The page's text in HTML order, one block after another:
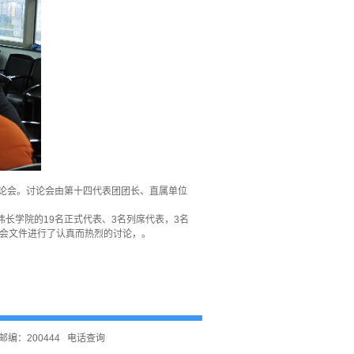
会。讨论会由第十四代表团团长、直属单位
学院的19名正式代表、3名列席代表，3名
件进行了认真而热烈的讨论，。
编：200444 电话查询